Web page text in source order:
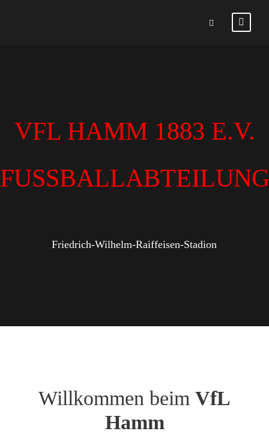
VFL HAMM 1883 E.V.
FUSSBALLABTEILUNG
Friedrich-Wilhelm-Raiffeisen-Stadion
Willkommen beim VfL
Hamm